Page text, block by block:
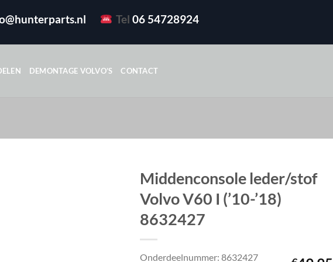
Tel 06 54728924
DEMONTAGE VOLVO’S CONTACT
Middenconsole leder/stof
Volvo V60 I (’10-’18)
8632427
Onderdeelnummer: 8632427